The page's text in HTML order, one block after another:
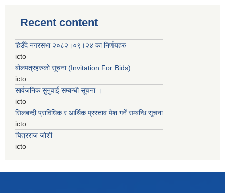
Recent content
हिउँदे नगरसभा २०८२।०९।२४ का निर्णयहरु
icto
बोलपत्रहरुको सूचना (Invitation For Bids)
icto
सार्वजनिक सुनुवाई सम्बन्धी सूचना ।
icto
सिलबन्दी प्राविधिक र आर्थिक प्रस्ताव पेश गर्ने सम्बन्धि सूचना
icto
चित्रराज जोशी
icto